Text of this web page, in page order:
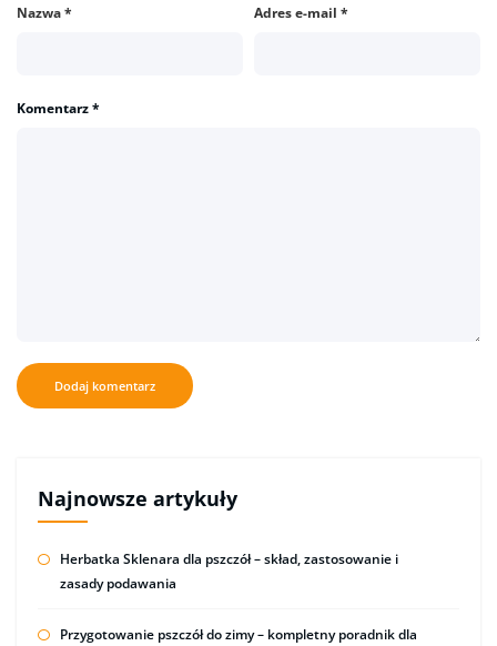
Nazwa* Adres e-mail *
Komentarz*
Najnowsze artykuły
Herbatka Sklenara dla pszczół – skład, zastosowanie i
zasady podawania
Przygotowanie pszczół do zimy – kompletny poradnik dla